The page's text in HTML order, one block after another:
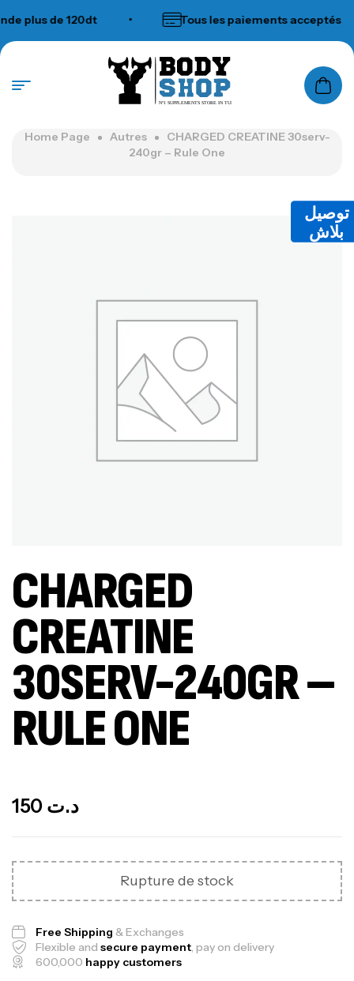
de 120dt Tous les paiements acceptés
N°1 SUPPLEMENTS STORE IN TUNISIA
Home Page Autres
CHARGED CREATINE 30serv-
240gr – Rule One
توصيل
بلاش
CHARGED
CREATINE
30SERV-240GR –
RULE ONE
د.ت
Rupture de stock
Free Shipping & Exchanges
Flexible and secure payment, pay on delivery
600,000 happy customers